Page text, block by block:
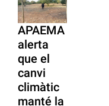
APAEMA
alerta
que el
canvi
climàtic
manté la